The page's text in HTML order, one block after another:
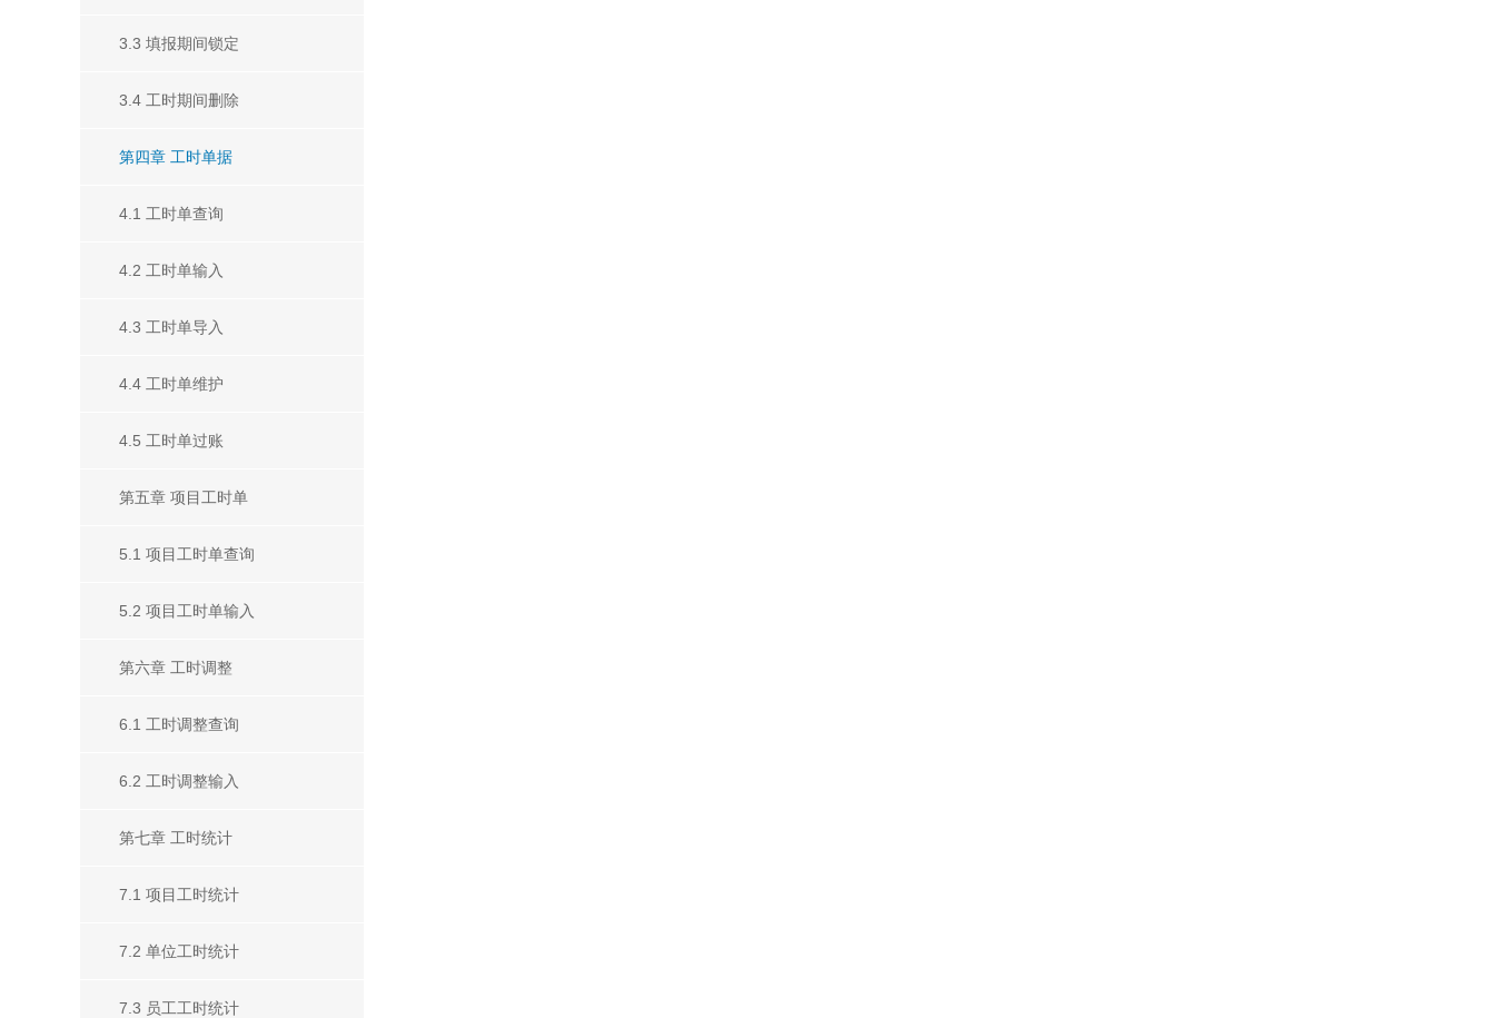
3.3 填报期间锁定
3.4 工时期间删除
第四章 工时单据
4.1 工时单查询
4.2 工时单输入
4.3 工时单导入
4.4 工时单维护
4.5 工时单过账
第五章 项目工时单
5.1 项目工时单查询
5.2 项目工时单输入
第六章 工时调整
6.1 工时调整查询
6.2 工时调整输入
第七章 工时统计
7.1 项目工时统计
7.2 单位工时统计
7.3 员工工时统计